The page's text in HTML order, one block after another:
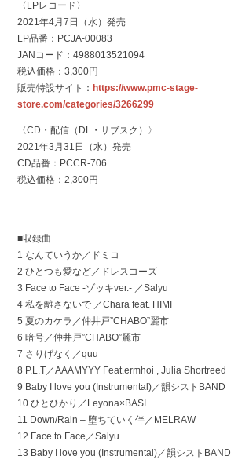
〈LPレコード〉
2021年4月7日（水）発売
LP品番：PCJA-00083
JANコード：4988013521094
税込価格：3,300円
販売特設サイト： https://www.pmc-stage-
store.com/categories/3266299
〈CD・配信（DL・サブスク）〉
2021年3月31日（水）発売
CD品番：PCCR-706
税込価格：2,300円
■収録曲
1 なんていうか／ドミコ
2 ひとつも愛など／ドレスコーズ
3 Face to Face -ゾッキver.- ／Salyu
4 私を離さないで ／Chara feat. HIMI
5 夏のカケラ／仲井戸”CHABO”麗市
6 暗号／仲井戸”CHABO”麗市
7 さりげなく／quu
8 P.L.T／AAAMYYY Feat.ermhoi , Julia Shortreed
9 Baby I love you (Instrumental)／韻シストBAND
10 ひとひかり／Leyona×BASI
11 Down/Rain – 堕ちていく伴／MELRAW
12 Face to Face／Salyu
13 Baby I love you (Instrumental)／韻シストBAND